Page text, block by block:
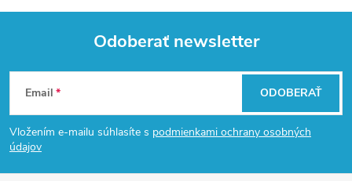
Z
á
p
Odoberať newsletter
Email
Vložením e-mailu súhlasíte s podmienkami ochrany osobných
údajov
ODOBERAŤ